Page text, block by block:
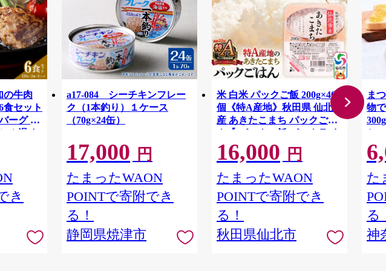
の牛肉
セット
ーグ セ
メ 温め
調理 人
答用 お
料 ふる
き
a17-084 シーチキンフレー
ク（1本釣り）１ケース
（70g×24缶）
17,000 円
たまったWAON
POINTで寄附でき
る！
静岡県焼津市
米 白米 パックご飯 200g×40
個《特A産地》秋田県 仙北市
産 あきたこまち パックごは
ん【 パックご飯 パックライ
ス ご飯 ご飯パック ごはんパ
ック パック レトルト 米】 秋
田県仙北市
16,000 円
たまったWAON
POINTで寄附でき
る！
秋田県仙北市
ま
物
セ
贈
め
ツ
足
た
る
神